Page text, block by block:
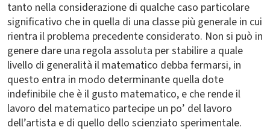
tanto nella considerazione di qualche caso particolare
significativo che in quella di una classe più generale in cui
rientra il problema precedente considerato. Non si può in
genere dare una regola assoluta per stabilire a quale
livello di generalità il matematico debba fermarsi, in
questo entra in modo determinante quella dote
indefinibile che è il gusto matematico, e che rende il
lavoro del matematico partecipe un po’ del lavoro
dell’artista e di quello dello scienziato sperimentale.